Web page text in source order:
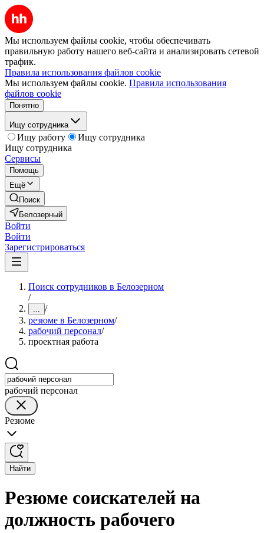
Мы используем файлы cookie, чтобы обеспечивать
правильную работу нашего веб-сайта и анализировать сетевой
трафик.
Правила использования файлов cookie
Мы используем файлы cookie. Правила использования
файлов cookie
Понятно
Ищу сотрудника
Ищу работу
Ищу сотрудника
Ищу сотрудника
Сервисы
Помощь
Ещё
Поиск
Белозерный
Войти
Войти
Зарегистрироваться
Поиск сотрудников в Белозерном
/
... /
резюме в Белозерном/
рабочий персонал/
проектная работа
рабочий персонал
Резюме
Найти
Резюме соискателей на
должность рабочего